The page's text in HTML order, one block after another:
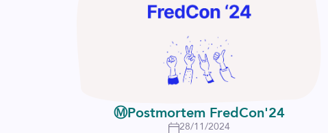
Ⓜ️Postmortem FredCon'24
28/11/2024